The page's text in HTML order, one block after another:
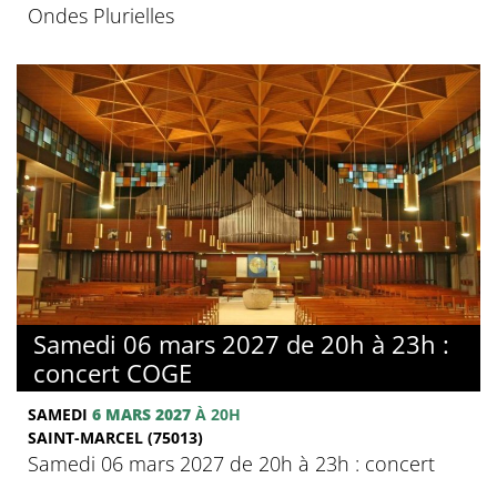
Ondes Plurielles
Samedi 06 mars 2027 de 20h à 23h :
concert COGE
SAMEDI 6 MARS 2027 À 20H
SAINT-MARCEL (75013)
Samedi 06 mars 2027 de 20h à 23h : concert